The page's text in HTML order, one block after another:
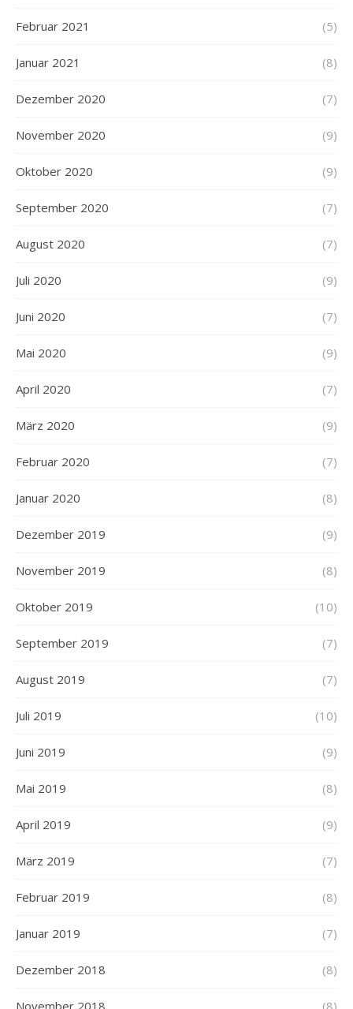
Februar 2021 (5)
Januar 2021 (8)
Dezember 2020 (7)
November 2020 (9)
Oktober 2020 (9)
September 2020 (7)
August 2020 (7)
Juli 2020 (9)
Juni 2020 (7)
Mai 2020 (9)
April 2020 (7)
März 2020 (9)
Februar 2020 (7)
Januar 2020 (8)
Dezember 2019 (9)
November 2019 (8)
Oktober 2019 (10)
September 2019 (7)
August 2019 (7)
Juli 2019 (10)
Juni 2019 (9)
Mai 2019 (8)
April 2019 (9)
März 2019 (7)
Februar 2019 (8)
Januar 2019 (7)
Dezember 2018 (8)
November 2018 (8)